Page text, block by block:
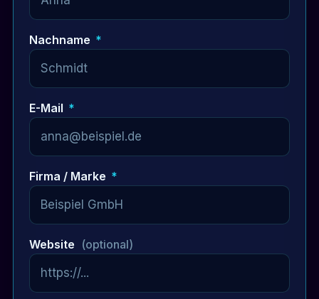
Nachname *
E-Mail *
Firma / Marke *
Website (optional)